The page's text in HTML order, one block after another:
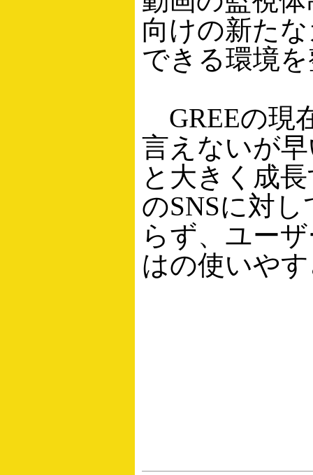
向けの新た
できる環境
GREEの現
言えないが
と大きく成
のSNSに対
らず、ユー
はの使いや